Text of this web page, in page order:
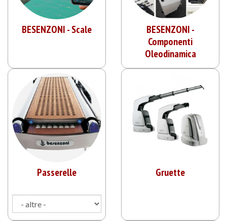
BESENZONI - Scale
BESENZONI -
Componenti
Oleodinamica
Passerelle Gruette